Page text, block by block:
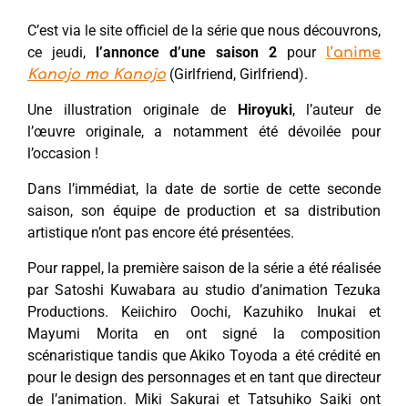
C’est via le site officiel de la série que nous découvrons,
ce jeudi, l’annonce d’une saison 2 pour l’anime
Kanojo mo Kanojo (Girlfriend, Girlfriend).
Une illustration originale de Hiroyuki, l’auteur de
l’œuvre originale, a notamment été dévoilée pour
l’occasion !
Dans l’immédiat, la date de sortie de cette seconde
saison, son équipe de production et sa distribution
artistique n’ont pas encore été présentées.
Pour rappel, la première saison de la série a été réalisée
par Satoshi Kuwabara au studio d’animation Tezuka
Productions. Keiichiro Oochi, Kazuhiko Inukai et
Mayumi Morita en ont signé la composition
scénaristique tandis que Akiko Toyoda a été crédité en
pour le design des personnages et en tant que directeur
de l’animation. Miki Sakurai et Tatsuhiko Saiki ont